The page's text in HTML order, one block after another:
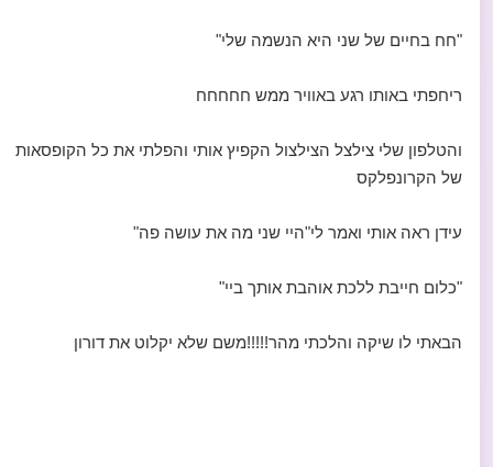
"חח בחיים של שני היא הנשמה שלי"
ריחפתי באותו רגע באוויר ממש חחחחח
והטלפון שלי צילצל הצילצול הקפיץ אותי והפלתי את כל הקופסאות
של הקרונפלקס
עידן ראה אותי ואמר לי"היי שני מה את עושה פה"
"כלום חייבת ללכת אוהבת אותך ביי"
הבאתי לו שיקה והלכתי מהר!!!!!משם שלא יקלוט את דורון